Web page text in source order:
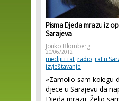
Pisma Djeda mrazu iz
Sarajeva
Jouko Blomberg
20/06/2012
mediji i rat radio rat u
izvještavanje
«Zamolio sam kolegu
djece u Sarajevu da
Djeda mrazu. Želio